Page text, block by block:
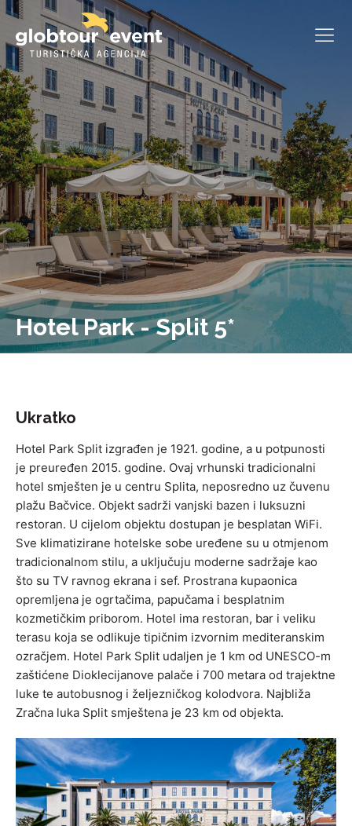
Hotel Park - Split 5*
Ukratko
Hotel Park Split izgrađen je 1921. godine, a u potpunosti
je preuređen 2015. godine. Ovaj vrhunski tradicionalni
hotel smješten je u centru Splita, neposredno uz čuvenu
plažu Bačvice. Objekt sadrži vanjski bazen i luksuzni
restoran. U cijelom objektu dostupan je besplatan WiFi.
Sve klimatizirane hotelske sobe uređene su u otmjenom
tradicionalnom stilu, a uključuju moderne sadržaje kao
što su TV ravnog ekrana i sef. Prostrana kupaonica
opremljena je ogrtačima, papučama i besplatnim
kozmetičkim priborom. Hotel ima restoran, bar i veliku
terasu koja se odlikuje tipičnim izvornim mediteranskim
ozračjem. Hotel Park Split udaljen je 1 km od UNESCO-m
zaštićene Dioklecijanove palače i 700 metara od trajektne
luke te autobusnog i željezničkog kolodvora. Najbliža
Zračna luka Split smještena je 23 km od objekta.